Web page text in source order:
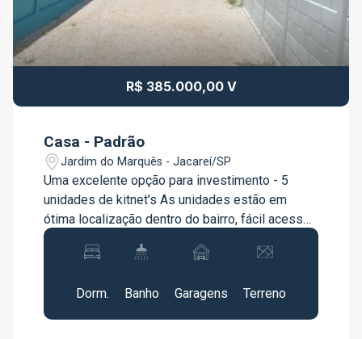
R$ 385.000,00 V
Casa - Padrão
Jardim do Marquês - Jacareí/SP
Uma excelente opção para investimento - 5
unidades de kitnet's As unidades estão em
ótima localização dentro do bairro, fácil acesso
para o centro da cidade, pontos de ônibus
municipais e intermunicipais, as unidades
espaço conta com 3 unidades térreas e duas
unidades no piso superior. Unidades já locadas
Dorm.
Banho
Garagens
Terreno